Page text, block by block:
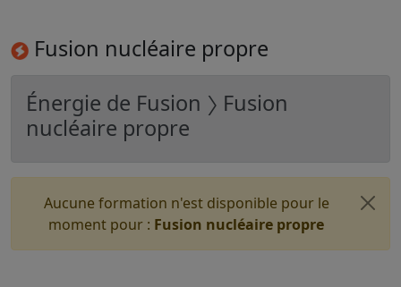
Fusion nucléaire propre
Énergie de Fusion 〉 Fusion
nucléaire propre
Aucune formation n'est disponible pour le
moment pour : Fusion nucléaire propre